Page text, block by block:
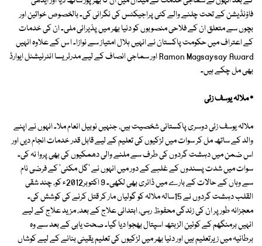
فاؤنڈیشن کے تحت چلنے والے کئی پراجیکٹس کی نگرانی کی۔ بالخصوص خواتین اور
بچوں سے متعلق ان کے فلاحی منصوبوں کو دنیا بھر میں پذیرائی ملی۔ ان کی خدمات
کے اعتراف میں حکومت پاکستان نے انہیں ہلال امتیاز سے نوازا۔ ا س کے علاوہ انہیں
Ramon Magsaysay Award اور سماجی انصاف کے لیے مدرٹریسا انٹرنیشنل ایوارڈ
بھی مل چکے ہیں۔
٭ ملالہ یوسف زئی
ملالہ یوسف زئی دوسری پاکستانی شخصیت ہیں، جنہیں نوبیل انعام ملا۔ انہوں نے اپنے
والد کے ساتھ مل کر سوات میں لڑکیوں کی تعلیم کے لیے قابل قدر خدمات انجام دیں اور
اس ضمن میں دہشت گردوں کی طرف سے ملنے والی دھمکیوں کی بھی پروا نہ کی۔
سوات میں شدت پسندوں کے غلبے کے دور میں انہوں نے 'گل مکئی' کے فرضی نام
سے وہاں کے حالات کے بارے میں ڈائری بھی لکھی۔ 9 اکتوبر2012ء کو، چند شقی
القلب دہشت گردوں نے 15سالہ ملالہ کو گولیاں مار کر قتل کرنے کی کوشش کی۔
معجزانہ طور پر ان کی زندگی محفوظ رہی، ابتدائی علاج کے بعد، مزید علاج کے لیے
انہیں برمنگھم کے کوئین الزبتھ اسپتال بھجوا دیا گیا۔ صحت یابی کے بعد سے وہ
برطانیہ میں زیرتعلیم ہیں اور دنیا بھر میں لڑکیوں کی تعلیم یقینی بنانے کے لیے کوشاں